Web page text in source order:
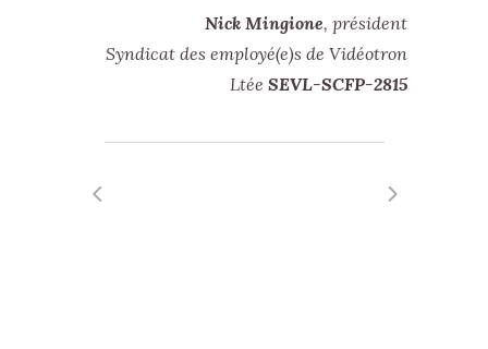
Nick Mingione, président
Syndicat des employé(e)s de Vidéotron
Ltée SEVL-SCFP-2815